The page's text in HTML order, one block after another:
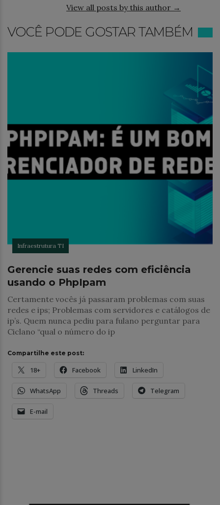
View all posts by this author →
VOCÊ PODE GOSTAR TAMBÉM
Infraestrutura TI
Gerencie suas redes com eficiência
usando o PhpIpam
Certamente vocês já passaram problemas com suas
redes e ips; Problemas com servidores e catálogos de
ip’s. Quem nunca pediu para fulano perguntar para
Ciclano “qual o número do ip
Compartilhe este post:
18+ Facebook LinkedIn
WhatsApp Threads Telegram
E-mail